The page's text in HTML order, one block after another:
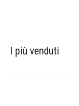
I più venduti